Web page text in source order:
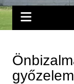
győzelem